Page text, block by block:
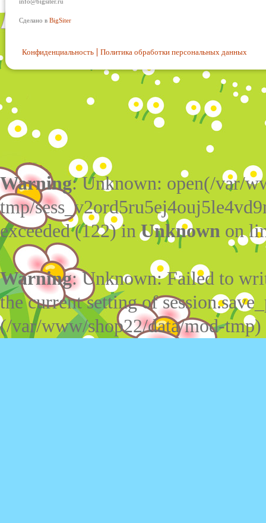
Сделано в BigSiter
Конфиденциальность Политика обработки персональных данных
Warning: Unknown: open(/var/
tmp/
exceeded (122) inUnknown on
Warning: Unknown: Failed to
the current setting of
(/var/www/shop22/data/mod-